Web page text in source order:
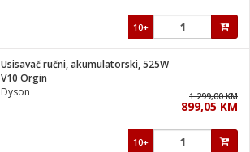
10+
Usisavač ručni, akumulatorski, 525W
V10 Orgin
Dyson
1.299,00 KM
899,05 KM
10+